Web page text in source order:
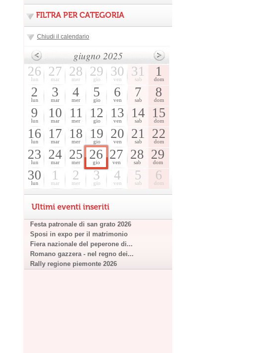
FILTRA PER CATEGORIA
Chiudi il calendario
giugno 2025
26
lun
27
mar
28
mer
29
gio
30
ven
31
sab
1
dom
2
lun
3
mar
4
mer
5
gio
6
ven
7
sab
8
dom
9
lun
10
mar
11
mer
12
gio
13
ven
14
sab
15
dom
16
lun
17
mar
18
mer
19
gio
20
ven
21
sab
22
dom
23
lun
24
mar
25
mer
26
gio
27
ven
28
sab
29
dom
30
lun
1
mar
2
mer
3
gio
4
ven
5
sab
6
dom
Ultimi eventi inseriti
Festa patronale di san grato 2026
Sposi in expo per il matrimonio
Fiera nazionale del peperone di...
Romano gazzera - nel regno dei...
Rally regione piemonte 2026